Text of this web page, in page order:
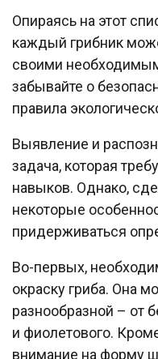
Опираясь на этот
каждый грибник
своими
забывайте о
правила
Выявление и
задача, которая
навыков. Однако,
некоторые
придерживаться
Во-первых,
окраску гриба. Она
разнообразной – от
и фиолетового.
внимание на форму